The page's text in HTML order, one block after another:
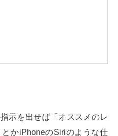
示を出せば「オススメのレ
かiPhoneのSiriのような仕